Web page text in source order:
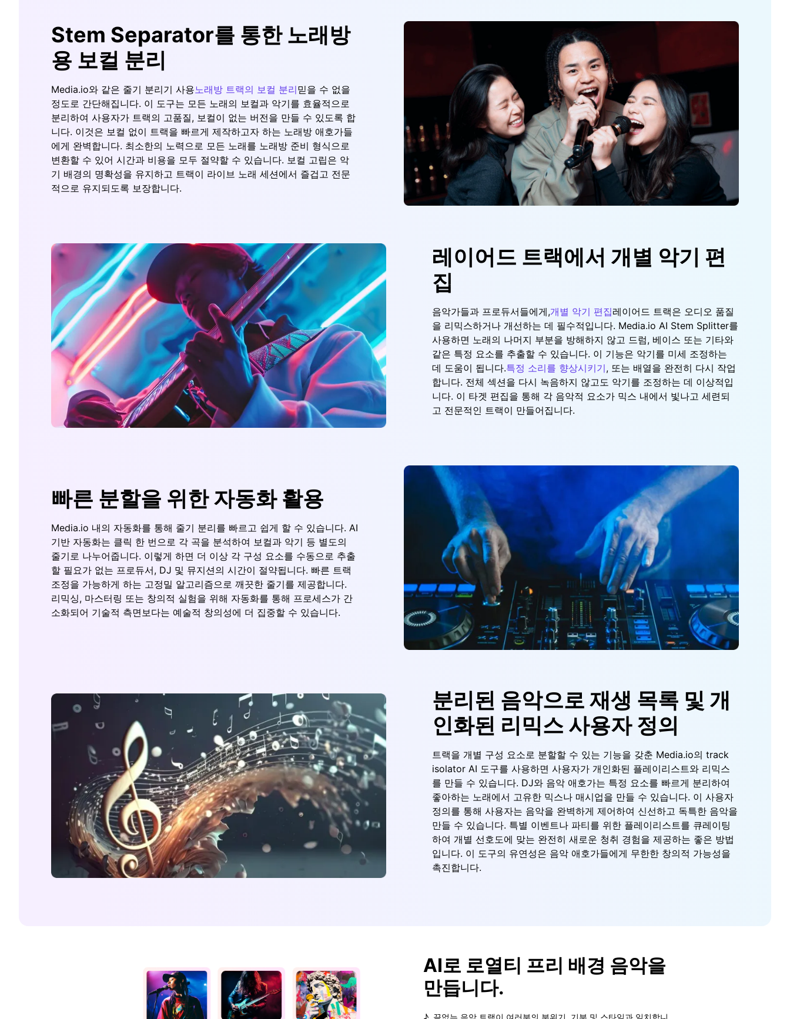
Stem Separator를 통한 노래방
용 보컬 분리
Media.io와 같은 줄기 분리기 사용 노래방 트랙의 보컬 분리믿을 수 없을
정도로 간단해집니다. 이 도구는 모든 노래의 보컬과 악기를 효율적으로
분리하여 사용자가 트랙의 고품질, 보컬이 없는 버전을 만들 수 있도록 합
니다. 이것은 보컬 없이 트랙을 빠르게 제작하고자 하는 노래방 애호가들
에게 완벽합니다. 최소한의 노력으로 모든 노래를 노래방 준비 형식으로
변환할 수 있어 시간과 비용을 모두 절약할 수 있습니다. 보컬 고립은 악
기 배경의 명확성을 유지하고 트랙이 라이브 노래 세션에서 즐겁고 전문
적으로 유지되도록 보장합니다.
레이어드 트랙에서 개별 악기 편
집
음악가들과 프로듀서들에게,개별 악기 편집레이어드 트랙은 오디오 품질
을 리믹스하거나 개선하는 데 필수적입니다. Media.io AI Stem Splitter를
사용하면 노래의 나머지 부분을 방해하지 않고 드럼, 베이스 또는 기타와
같은 특정 요소를 추출할 수 있습니다. 이 기능은 악기를 미세 조정하는
데 도움이 됩니다.특정 소리를 향상시키기, 또는 배열을 완전히 다시 작업
합니다. 전체 섹션을 다시 녹음하지 않고도 악기를 조정하는 데 이상적입
니다. 이 타겟 편집을 통해 각 음악적 요소가 믹스 내에서 빛나고 세련되
고 전문적인 트랙이 만들어집니다.
빠른 분할을 위한 자동화 활용
Media.io 내의 자동화를 통해 줄기 분리를 빠르고 쉽게 할 수 있습니다. AI
기반 자동화는 클릭 한 번으로 각 곡을 분석하여 보컬과 악기 등 별도의
줄기로 나누어줍니다. 이렇게 하면 더 이상 각 구성 요소를 수동으로 추출
할 필요가 없는 프로듀서, DJ 및 뮤지션의 시간이 절약됩니다. 빠른 트랙
조정을 가능하게 하는 고정밀 알고리즘으로 깨끗한 줄기를 제공합니다.
리믹싱, 마스터링 또는 창의적 실험을 위해 자동화를 통해 프로세스가 간
소화되어 기술적 측면보다는 예술적 창의성에 더 집중할 수 있습니다.
분리된 음악으로 재생 목록 및 개
인화된 리믹스 사용자 정의
트랙을 개별 구성 요소로 분할할 수 있는 기능을 갖춘 Media.io의 track
isolator AI 도구를 사용하면 사용자가 개인화된 플레이리스트와 리믹스
를 만들 수 있습니다. DJ와 음악 애호가는 특정 요소를 빠르게 분리하여
좋아하는 노래에서 고유한 믹스나 매시업을 만들 수 있습니다. 이 사용자
정의를 통해 사용자는 음악을 완벽하게 제어하여 신선하고 독특한 음악을
만들 수 있습니다. 특별 이벤트나 파티를 위한 플레이리스트를 큐레이팅
하여 개별 선호도에 맞는 완전히 새로운 청취 경험을 제공하는 좋은 방법
입니다. 이 도구의 유연성은 음악 애호가들에게 무한한 창의적 가능성을
촉진합니다.
AI로 로열티 프리 배경 음악을
만듭니다.
♪ 끝없는 음악 트랙이 여러분의 분위기, 기분 및 스타일과 일치합니